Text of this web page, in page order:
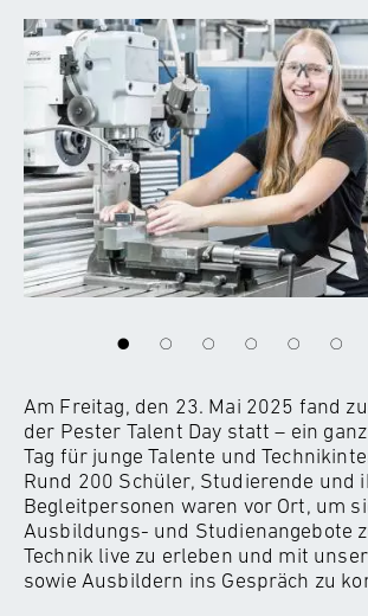
Am Freitag, den 23. Mai 2025 fand
der Pester Talent Day statt – ein
Tag für junge Talente und
Rund 200 Schüler, Studierende und
Begleitpersonen waren vor Ort, um
Ausbildungs- und Studienangebote
Technik live zu erleben und mit
sowie Ausbildern ins Gespräch zu